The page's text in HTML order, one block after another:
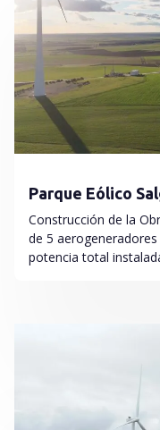
Parque Eólico
Construcción de la
de 5
potencia total